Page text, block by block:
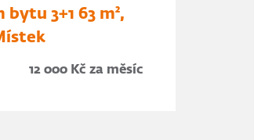
bytu 3+1 63 m²,
12 000 Kč za měsíc